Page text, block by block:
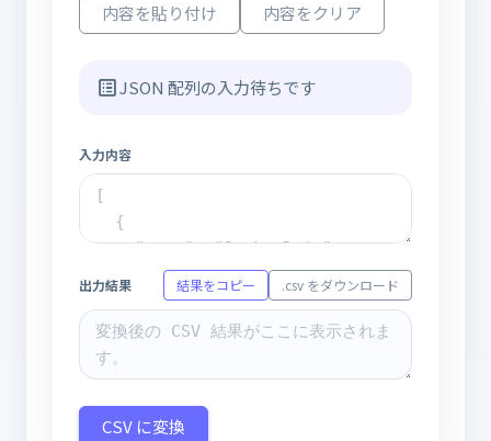
内容を貼り付け
内容をクリア
JSON 配列の入力待ちです
入力内容
出力結果 結果をコピー .csv をダウンロード
CSV に変換